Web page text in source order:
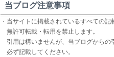
当ブログ注意事項
・当サイトに掲載されているすべての記
無許可転載・転用を禁止します。
引用は構いませんが、当ブログからの
必ず記載してください。